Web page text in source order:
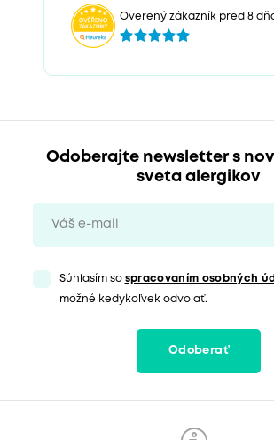
Overený zákazník pred 8
Odoberajte newsletter s
sveta alergikov
Súhlasím so spracovaním osobných
možné kedykoľvek odvolať.
Odoberať